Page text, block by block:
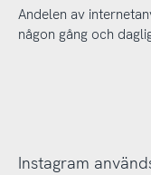
Andelen av
någon gång och
Instagram